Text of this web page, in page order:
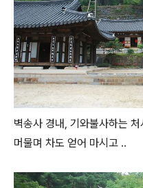
벽송사 경내, 기와불사하는
머물며 차도 얻어 마시고 ..